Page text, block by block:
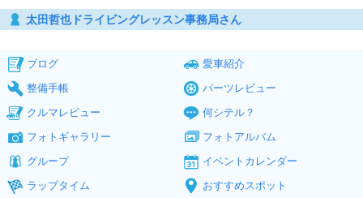
太田哲也ドライビングレッスン事務局さん
ブログ
愛車紹介
整備手帳
パーツレビュー
クルマレビュー
何シテル？
フォトギャラリー
フォトアルバム
グループ
イベントカレンダー
ラップタイム
おすすめスポット